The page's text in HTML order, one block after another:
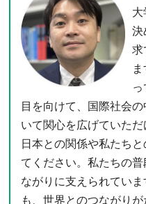
大
決
求
目を向けて、国際社会
いて関心を広げていただ
日本との関係や私たち
てください。私たちの
ながりに支えられてい
も、世界とのつながり